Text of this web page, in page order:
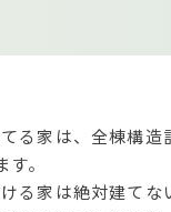
る家は、全棟構造
。
る家は絶対建て